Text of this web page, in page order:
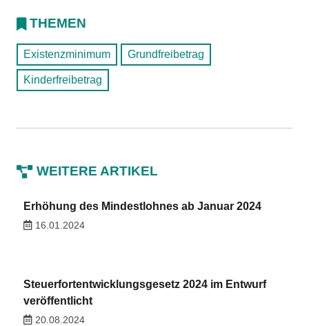
THEMEN
Existenzminimum Grundfreibetrag
Kinderfreibetrag
WEITERE ARTIKEL
Erhöhung des Mindestlohnes ab Januar 2024
16.01.2024
Steuerfortentwicklungsgesetz 2024 im Entwurf
veröffentlicht
20.08.2024